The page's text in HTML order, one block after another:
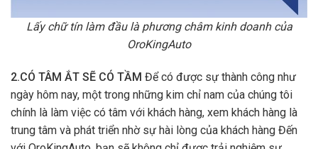
Lấy chữ tín làm đầu là phương châm kinh doanh của
OroKingAuto
2.CÓ TÂM ẮT SẼ CÓ TẦM Để có được sự thành công như
ngày hôm nay, một trong những kim chỉ nam của chúng tôi
chính là làm việc có tâm với khách hàng, xem khách hàng là
trung tâm và phát triển nhờ sự hài lòng của khách hàng Đến